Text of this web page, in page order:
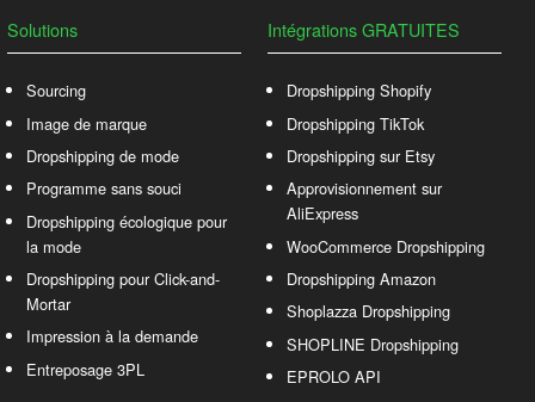
Solutions
Sourcing
Image de marque
Dropshipping de mode
Programme sans souci
Dropshipping écologique pour
la mode
Dropshipping pour Click-and-
Mortar
Impression à la demande
Entreposage 3PL
Intégrations GRATUITES
Dropshipping Shopify
Dropshipping TikTok
Dropshipping sur Etsy
Approvisionnement sur
AliExpress
WooCommerce Dropshipping
Dropshipping Amazon
Shoplazza Dropshipping
SHOPLINE Dropshipping
EPROLO API